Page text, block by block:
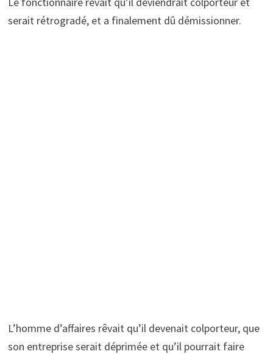
serait rétrogradé, et a finalement dû démissionner.
L’homme d’affaires rêvait qu’il devenait colporteur, que
son entreprise serait déprimée et qu’il pourrait faire